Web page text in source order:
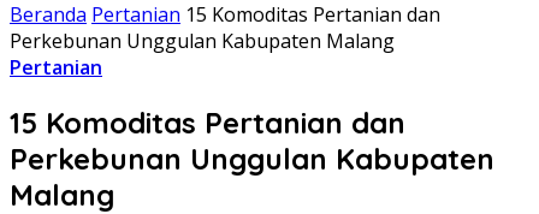
Beranda Pertanian 15 Komoditas Pertanian dan
Perkebunan Unggulan Kabupaten Malang
Pertanian
15 Komoditas Pertanian dan
Perkebunan Unggulan Kabupaten
Malang